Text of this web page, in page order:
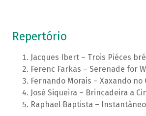
Repertório
Jacques Ibert – Trois Piéces
Ferenc Farkas – Serenade for
Fernando Morais – Xaxando no
José Siqueira – Brincadeira a
Raphael Baptista –